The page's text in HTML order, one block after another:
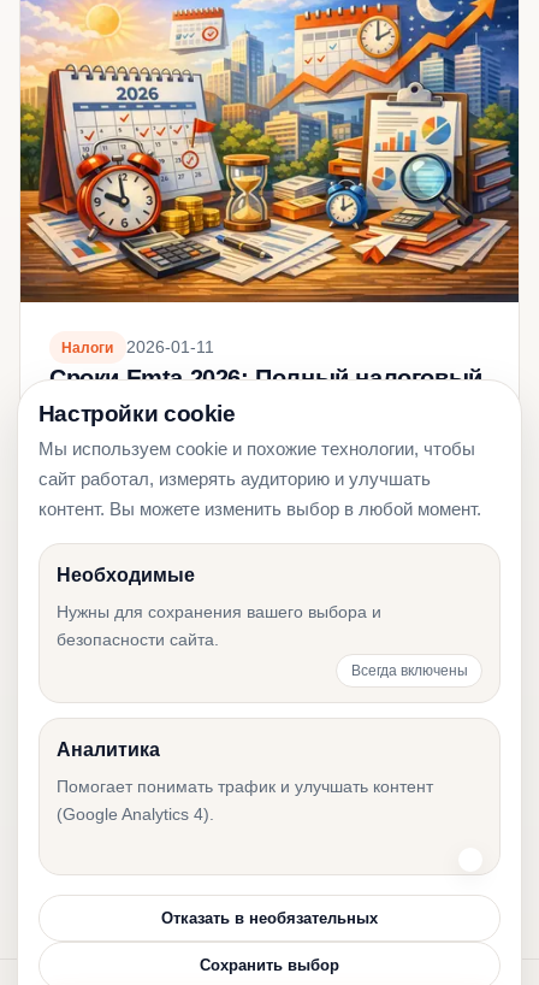
Налоги 2026-01-11
Сроки Emta 2026: Полный налоговый
календарь
Нужна помощь с
бухгалтерией в
Расскажите о вашем бизнесе — подберем
Связаться с нами
Настройки cookie
Мы используем cookie и похожие технологии, чтобы
сайт работал, измерять аудиторию и улучшать
контент. Вы можете изменить выбор в любой момент.
Необходимые
Нужны для сохранения вашего выбора и
безопасности сайта.
Всегда включены
Аналитика
Помогает понимать трафик и улучшать контент
(Google Analytics 4).
Отказать в необязательных
Сохранить выбор